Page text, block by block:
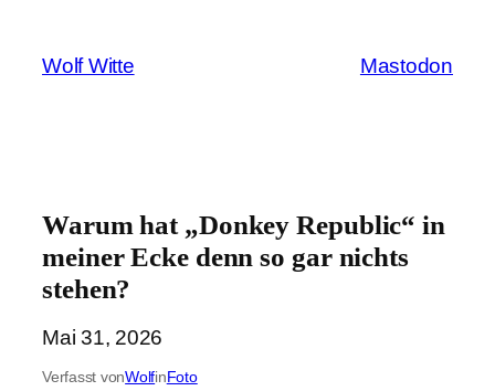
springen
Wolf Witte Mastodon
Warum hat „Donkey Republic“ in
meiner Ecke denn so gar nichts
stehen?
Mai 31, 2026
Verfasst vonWolfinFoto